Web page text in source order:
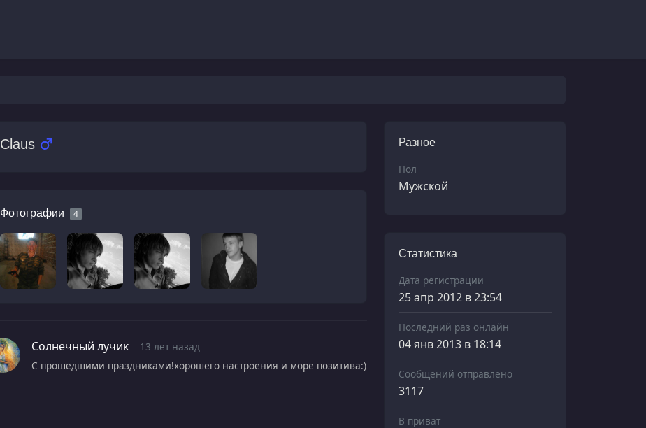
Claus
Фотографии 4
Солнечный лучик
13 лет назад
С прошедшими праздниками!хорошего настроения и море позитива:)
Разное
Пол
Мужской
Статистика
Дата регистрации
25 апр 2012 в 23:54
Последний раз онлайн
04 янв 2013 в 18:14
Сообщений отправлено
3117
В приват